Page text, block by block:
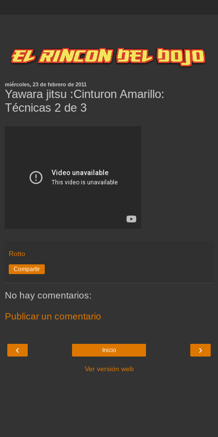
miércoles, 23 de febrero de 2011
Yawara jitsu :Cinturon Amarillo:
Técnicas 2 de 3
Rotto
Compartir
No hay comentarios:
Publicar un comentario
‹ ›
Inicio
Ver versión web